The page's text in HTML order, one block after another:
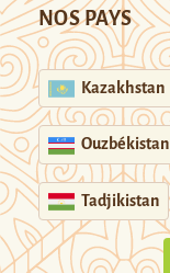
NOS PAYS
Kazakhstan
Ouzbékistan
Tadjikistan